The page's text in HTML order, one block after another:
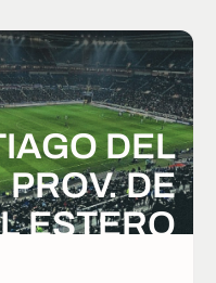
DEL
DE
ESTERO